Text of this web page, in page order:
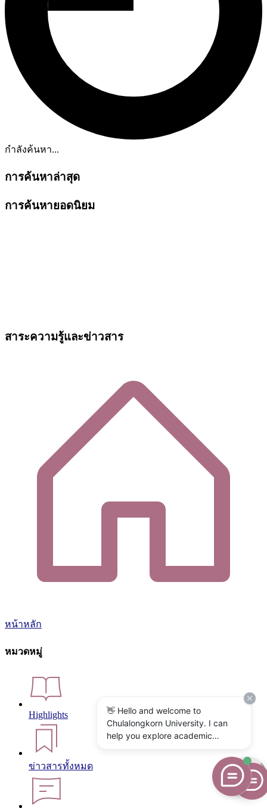
กำลังค้นหา...
การค้นหาล่าสุด
การค้นหายอดนิยม
สาระความรู้และข่าวสาร
หน้าหลัก
หมวดหมู่
Highlights
ข่าวสารทั้งหมด
👋 Hello and welcome to
Chulalongkorn University. I can
help you explore academic